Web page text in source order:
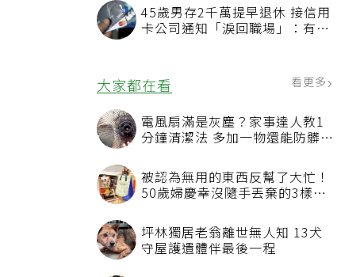
45歲男存2千萬提早退休 接信用
卡公司通知「淚回職場」：有錢
大家都在看 看更多
電風扇滿是灰塵？家事達人教1
分鐘清潔法 多加一物還能防髒汙
被認為無用的東西反幫了大忙！
50歲婦慶幸沒隨手丟棄的3樣物
坪林獨居老翁離世無人知 13犬
守屋護遺體伴最後一程